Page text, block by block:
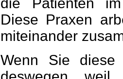
Diese Praxen
miteinander
Wenn Sie diese